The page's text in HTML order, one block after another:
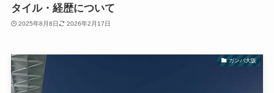
タイル・経歴について
2025年8月8日 2026年2月17日
ガンバ大阪